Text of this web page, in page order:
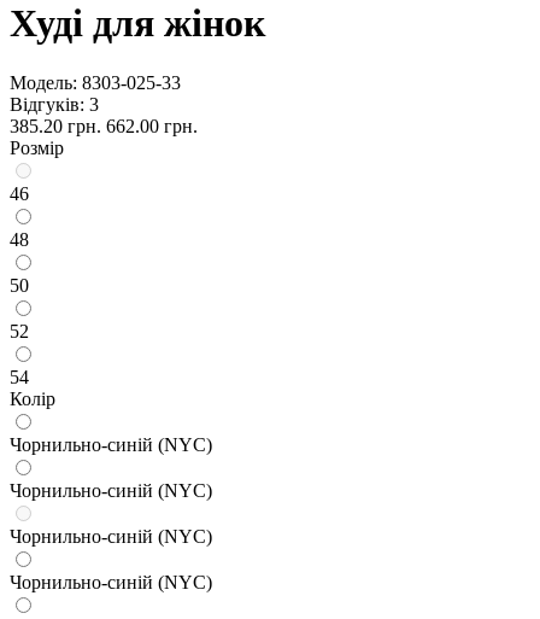
Худі для жінок
Модель: 8303-025-33
Відгуків: 3
385.20 грн. 662.00 грн.
Розмір
46
48
50
52
54
Колір
Чорнильно-синій (NYC)
Чорнильно-синій (NYC)
Чорнильно-синій (NYC)
Чорнильно-синій (NYC)